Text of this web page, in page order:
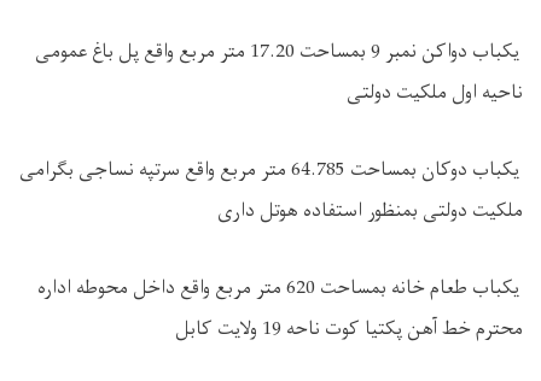
یکباب دواکن نمبر 9 بمساحت 17.20 متر مربع واقع پل باغ عمومی
ناحیه اول ملکیت دولتی
یکباب دوکان بمساحت 64.785 متر مربع واقع سرتپه نساجی بگرامی
ملکیت دولتی بمنظور استفاده هوتل داری
یکباب طعام خانه بمساحت 620 متر مربع واقع داخل محوطه اداره
محترم خط آهن پکتیا کوت ناحه 19 ولایت کابل